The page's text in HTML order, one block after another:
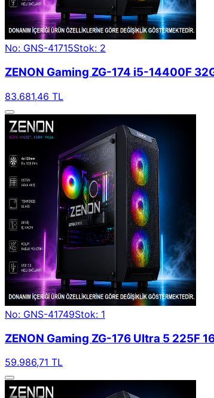
No: GNS-41715Stok: 2
ZENON Gaming ZG-174 i5-14400F
83.681,46 TL
No: GNS-41749Stok: 1
ZENON Gaming ZG-176 Ultra 5 225F
59.986,71 TL